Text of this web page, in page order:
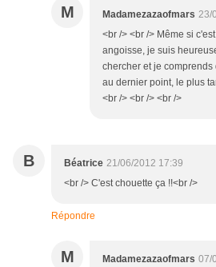
M Madamezazaofmars 23/
<br /> <br /> Même si
angoisse, je suis
chercher et je comprends
au dernier point, le plus
<br /> <br /> <br />
B Béatrice 21/06/2012 17:39
<br /> C'est chouette ça !!<br />
Répondre
M Madamezazaofmars 07/